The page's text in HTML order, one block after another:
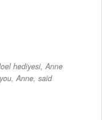
hediyesi, Anne
Anne, said